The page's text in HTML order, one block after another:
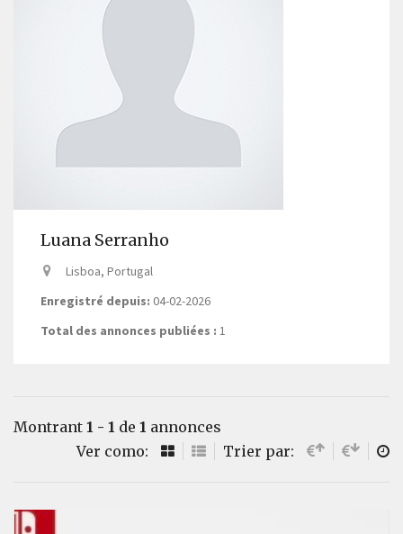
Luana Serranho
Lisboa, Portugal
Enregistré depuis: 04-02-2026
Total des annonces publiées : 1
Montrant 1 - 1 de 1 annonces
Ver como:
Trier par: